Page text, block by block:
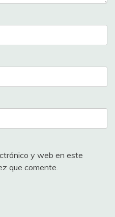
y web en este
que comente.